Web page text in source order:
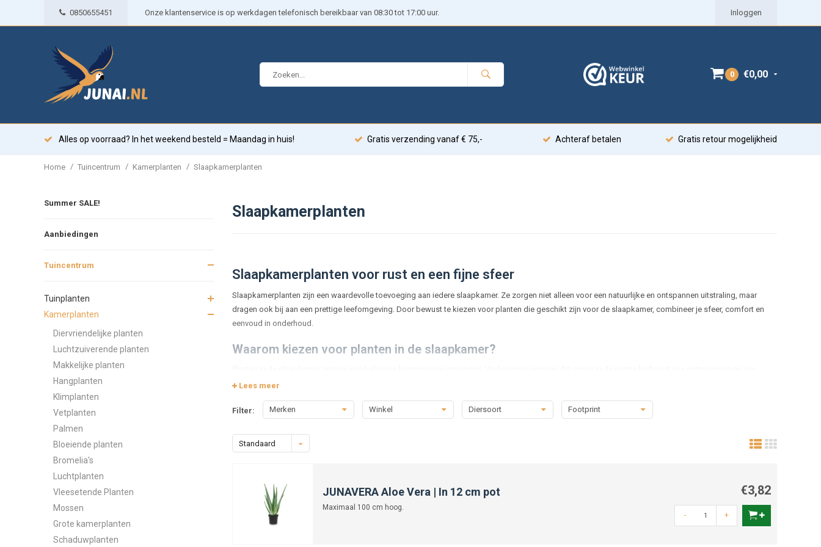
0850655451 Onze klantenservice is op werkdagen telefonisch bereikbaar van 08:30 tot 17:00 uur. Inloggen
0 €0,00
Alles op voorraad? In het weekend besteld = Maandag in huis! Gratis verzending vanaf € 75,- Achteraf betalen Gratis retour mogelijkheid
Home / Tuincentrum / Kamerplanten / Slaapkamerplanten
Summer SALE!
Aanbiedingen
Tuincentrum
Tuinplanten
Kamerplanten
Diervriendelijke planten
Luchtzuiverende planten
Makkelijke planten
Hangplanten
Klimplanten
Vetplanten
Palmen
Bloeiende planten
Bromelia's
Luchtplanten
Vleesetende Planten
Mossen
Grote kamerplanten
Schaduwplanten
Slaapkamerplanten
Slaapkamerplanten voor rust en een fijne sfeer
Slaapkamerplanten zijn een waardevolle toevoeging aan iedere slaapkamer. Ze zorgen niet alleen voor een natuurlijke en ontspannen uitstraling, maar
dragen ook bij aan een prettige leefomgeving. Door bewust te kiezen voor planten die geschikt zijn voor de slaapkamer, combineer je sfeer, comfort en
eenvoud in onderhoud.
Waarom kiezen voor planten in de slaapkamer?
prettig gevoel voor het slapengaan. Daarnaast helpen kamerplanten bij het reguleren van de luchtvochtigheid, wat vooral in verwarmde of slecht
Welke slaapkamerplanten zijn geschikt?
Niet iedere kamerplant is even geschikt voor de slaapkamer. Planten die weinig licht nodig hebben en rustig groeien zijn vaak de beste keuze. Denk aan
Soorten met een lage waterbehoefte
Planten die bekendstaan om hun sterke en robuuste karakter
Lees meer
Filter: Merken Winkel Diersoort Footprint
Standaard
JUNAVERA Aloe Vera | In 12 cm pot
Maximaal 100 cm hoog.
€3,82
- +